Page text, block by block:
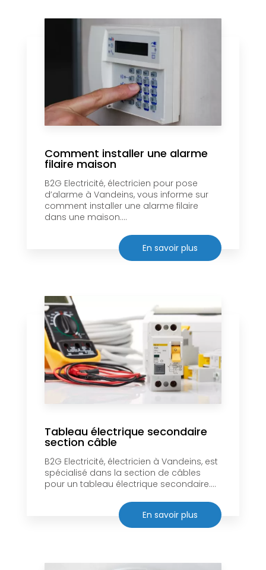
Comment installer une alarme
filaire maison
B2G Electricité, électricien pour pose
d’alarme à Vandeins, vous informe sur
comment installer une alarme filaire
dans une maison....
En savoir plus
Tableau électrique secondaire
section câble
B2G Electricité, électricien à Vandeins, est
spécialisé dans la section de câbles
pour un tableau électrique secondaire....
En savoir plus